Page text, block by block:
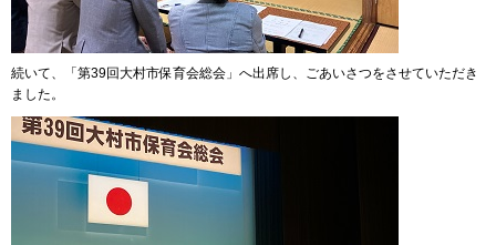
続いて、「第39回大村市保育会総会」へ出席し、ごあいさつをさせていただき
ました。